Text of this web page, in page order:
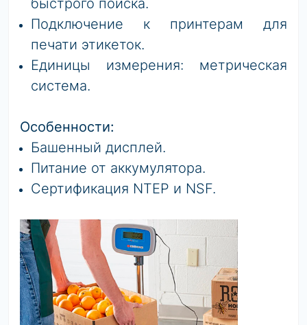
быстрого поиска.
Подключение к принтерам для
печати этикеток.
Единицы измерения: метрическая
система.
Особенности:
Башенный дисплей.
Питание от аккумулятора.
Сертификация NTEP и NSF.